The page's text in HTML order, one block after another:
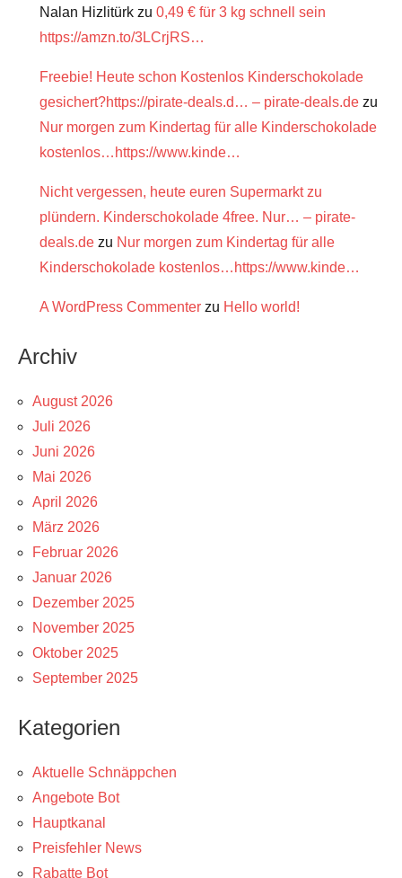
Nalan Hizlitürk zu 0,49 € für 3 kg schnell sein
https://amzn.to/3LCrjRS…
Freebie! Heute schon Kostenlos Kinderschokolade
gesichert?https://pirate-deals.d… – pirate-deals.de zu
Nur morgen zum Kindertag für alle Kinderschokolade
kostenlos…https://www.kinde…
Nicht vergessen, heute euren Supermarkt zu
plündern. Kinderschokolade 4free. Nur… – pirate-
deals.de zu Nur morgen zum Kindertag für alle
Kinderschokolade kostenlos…https://www.kinde…
A WordPress Commenter zu Hello world!
Archiv
August 2026
Juli 2026
Juni 2026
Mai 2026
April 2026
März 2026
Februar 2026
Januar 2026
Dezember 2025
November 2025
Oktober 2025
September 2025
Kategorien
Aktuelle Schnäppchen
Angebote Bot
Hauptkanal
Preisfehler News
Rabatte Bot